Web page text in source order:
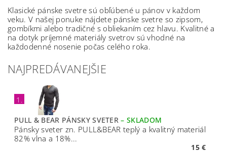
Klasické pánske svetre sú obľúbené u pánov v každom
veku. V našej ponuke nájdete pánske svetre so zipsom,
gombíkmi alebo tradičné s obliekaním cez hlavu. Kvalitné a
na dotyk príjemné materiály svetrov sú vhodné na
každodenné nosenie počas celého roka.
NAJPREDÁVANEJŠIE
1.
PULL & BEAR PÁNSKY SVETER–SKLADOM
Pánsky sveter zn. PULL&BEAR teplý a kvalitný materiál
82% vlna a 18%...
15 €